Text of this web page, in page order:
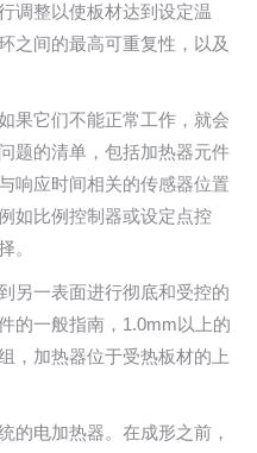
调整以使板材达到设定温
之间的最高可重复性，以及
果它们不能正常工作，就会
题的清单，包括加热器元件
响应时间相关的传感器位置
如比例控制器或设定点控
。
另一表面进行彻底和受控的
的一般指南，1.0mm以上的
，加热器位于受热板材的上
的电加热器。在成形之前，